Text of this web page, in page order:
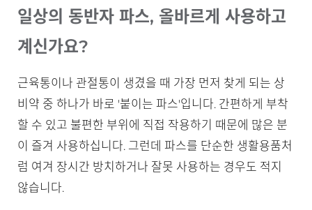
일상의 동반자 파스, 올바르게 사용하고
계신가요?
근육통이나 관절통이 생겼을 때 가장 먼저 찾게 되는 상
비약 중 하나가 바로 '붙이는 파스'입니다. 간편하게 부착
할 수 있고 불편한 부위에 직접 작용하기 때문에 많은 분
이 즐겨 사용하십니다. 그런데 파스를 단순한 생활용품처
럼 여겨 장시간 방치하거나 잘못 사용하는 경우도 적지
않습니다.